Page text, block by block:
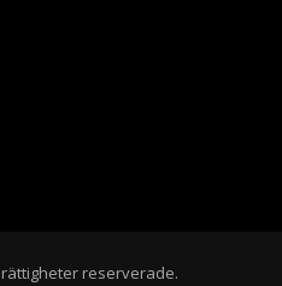
reserverade.